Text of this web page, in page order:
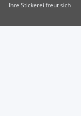
Ihre Stickerei freut sich